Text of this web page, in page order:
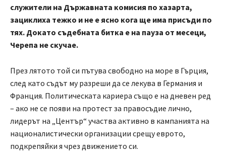
служители на Държавната комисия по хазарта,
зациклиха тежко и не е ясно кога ще има присъди по
тях. Докато съдебната битка е на пауза от месеци,
Черепа не скучае.
През лятото той си пътува свободно на море в Гърция,
след като съдът му разреши да се лекува в Германия и
Франция. Политическата кариера също е на дневен ред
– ако не се появи на протест за правосъдие лично,
лидерът на „Център“ участва активно в кампанията на
националистически организации срещу еврото,
подкрепяйки я чрез движението си.